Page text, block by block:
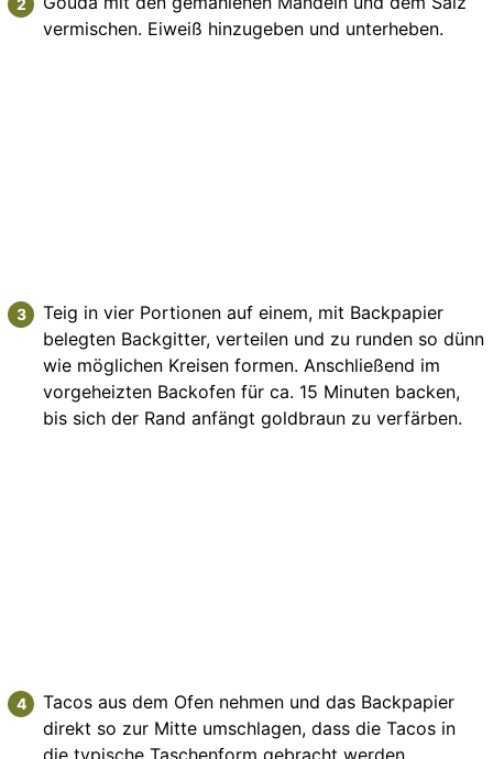
vermischen. Eiweiß hinzugeben und unterheben.
Teig in vier Portionen auf einem, mit Backpapier
belegten Backgitter, verteilen und zu runden so dünn
wie möglichen Kreisen formen. Anschließend im
vorgeheizten Backofen für ca. 15 Minuten backen,
bis sich der Rand anfängt goldbraun zu verfärben.
Tacos aus dem Ofen nehmen und das Backpapier
direkt so zur Mitte umschlagen, dass die Tacos in
die typische Taschenform gebracht werden.